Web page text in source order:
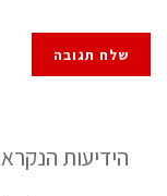
הידיעות